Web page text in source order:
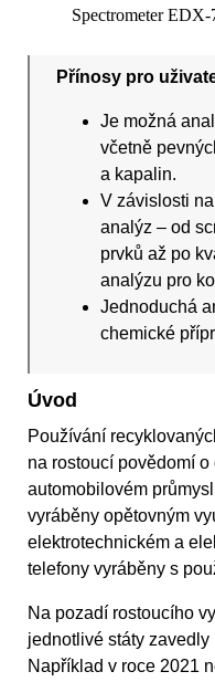
Spectrometer EDX-
Přínosy pro
Je možná
včetně
a kapalin.
V závislosti
analýz – od
prvků až po
analýzu pro
Jednoduchá
chemické
Úvod
Používání
na rostoucí povědomí
automobilovém
vyráběny opětovným
elektrotechnickém a
telefony vyráběny s
Na pozadí rostoucího
jednotlivé státy
Například v roce 2021